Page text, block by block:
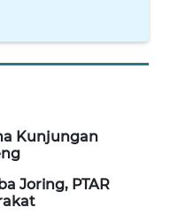
Kunjungan
Joring, PTAR